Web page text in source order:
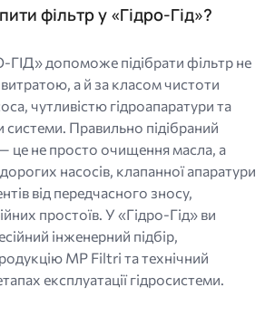
фільтр у «Гідро-Гід»?
ГІД» допоможе підібрати фільтр не
а й за класом чистоти
чутливістю гідроапаратури та
Правильно підібраний
це не просто очищення масла, а
насосів, клапанної апаратури
від передчасного зносу,
простоїв. У «Гідро-Гід» ви
інженерний підбір,
MP Filtri та технічний
експлуатації гідросистеми.